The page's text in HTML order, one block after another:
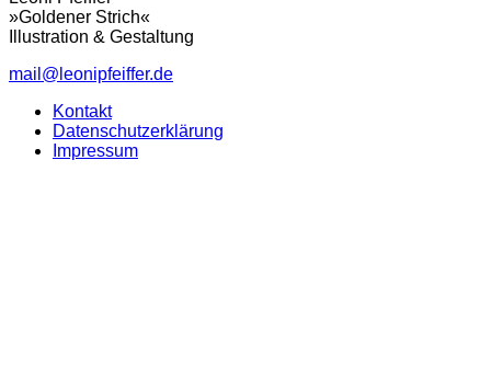
»Goldener Strich«
Illustration & Gestaltung
mail@leonipfeiffer.de
Kontakt
Datenschutzerklärung
Impressum